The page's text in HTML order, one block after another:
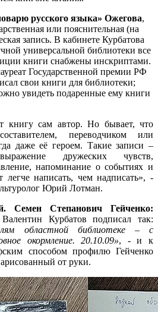
русского языка» Ожегова,
или пояснительная (на
запись. В кабинете Курбатова
универсальной библиотеки все
книги снабжены инскриптами.
Государственной премии РФ
свои книги для библиотеки;
увидеть подаренные ему книги
книгу сам автор. Но бывает, что
переводчиком или
даже её героем. Такие записи –
дружеских чувств,
напоминание о событиях и
легче написать, чем надписать», -
Юрий Лотман.
Семен Степанович Гейченко:
Валентин Курбатов подписал так:
областной библиотеке – с
окормление. 20.10.09», - и к
способом профилю Гейченко
от руки.